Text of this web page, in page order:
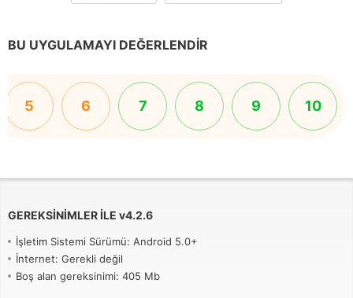
BU UYGULAMAYI DEĞERLENDIR
5 6 7 8 9 10
GEREKSINIMLER ILE v4.2.6
İşletim Sistemi Sürümü: Android 5.0+
İnternet: Gerekli değil
Boş alan gereksinimi: 405 Mb